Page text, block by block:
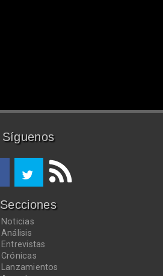
Síguenos
Secciones
Noticias
Análisis
Entrevistas
Crónicas
Lanzamientos